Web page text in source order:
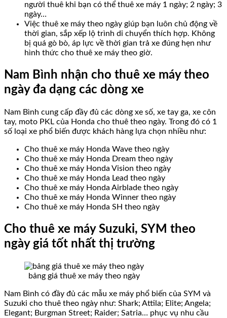
người thuê khi bạn có thể thuê xe máy 1 ngày; 2 ngày; 3
ngày…
Việc thuê xe máy theo ngày giúp bạn luôn chủ động về
thời gian, sắp xếp lộ trình di chuyển thích hợp. Không
bị quá gò bò, áp lực về thời gian trả xe đúng hẹn như
hình thức cho thuê xe máy theo giờ.
Nam Bình nhận cho thuê xe máy theo
ngày đa dạng các dòng xe
Nam Bình cung cấp đầy đủ các dòng xe số, xe tay ga, xe côn
tay, moto PKL của Honda cho thuê theo ngày. Trong đó có 1
số loại xe phổ biến được khách hàng lựa chọn nhiều như:
Cho thuê xe máy Honda Wave theo ngày
Cho thuê xe máy Honda Dream theo ngày
Cho thuê xe máy Honda Vision theo ngày
Cho thuê xe máy Honda Lead theo ngày
Cho thuê xe máy Honda Airblade theo ngày
Cho thuê xe máy Honda Winner theo ngày
Cho thuê xe máy Honda SH theo ngày
Cho thuê xe máy Suzuki, SYM theo
ngày giá tốt nhất thị trường
bảng giá thuê xe máy theo ngày
Nam Bình có đầy đủ các mẫu xe máy phổ biến của SYM và
Suzuki cho thuê theo ngày như: Shark; Attila; Elite; Angela;
Elegant; Burgman Street; Raider; Satria… phục vụ nhu cầu